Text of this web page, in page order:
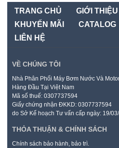
TRANG CHỦ GIỚI THIỆU
KHUYẾN MÃI
CATALOG
LIÊN HỆ
VỀ CHÚNG TÔI
Nhà Phân Phối Máy Bơm Nước Và
Hàng Đầu Tại Việt Nam
Mã số thuế: 0307737594
Giấy chứng nhận ĐKKD: 0307737594
do Sở Kế hoạch Tư vấn cấp ngày: 19/
THỎA THUẬN & CHÍNH SÁCH
Chính sách bảo hành, bảo trì.